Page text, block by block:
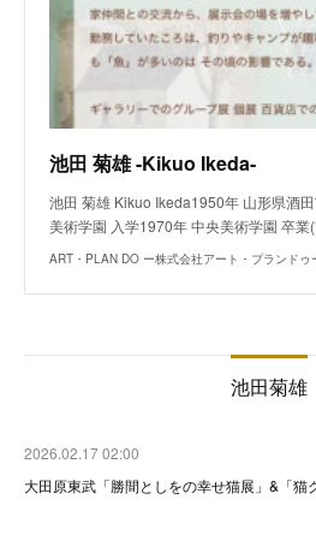
池田 菊雄 -Kikuo Ikeda-
池田 菊雄 Kikuo Ikeda1950年 山形県酒
美術学園 入学1970年 中央美術学園 卒
ART・PLAN DO ー株式会社アート・プランドゥ
池田菊雄
2026.02.17 02:00
大田原東武「勝間としをの幸せ猫展」&「猫